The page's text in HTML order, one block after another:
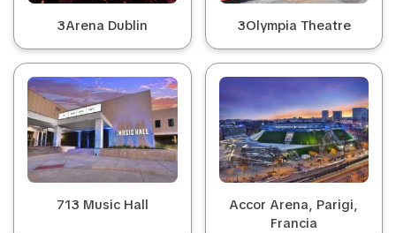
3Arena Dublin 3Olympia Theatre
713 Music Hall
Accor Arena, Parigi,
Francia